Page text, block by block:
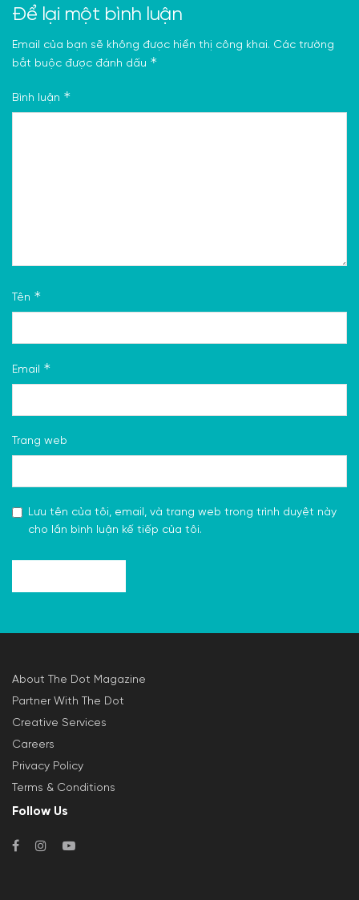
Để lại một bình luận
Email của bạn sẽ không được hiển thị công khai. Các trường
bắt buộc được đánh dấu *
Bình luận *
Tên *
Email *
Trang web
Lưu tên của tôi, email, và trang web trong trình duyệt này
cho lần bình luận kế tiếp của tôi.
About The Dot Magazine
Partner With The Dot
Creative Services
Careers
Privacy Policy
Terms & Conditions
Follow Us